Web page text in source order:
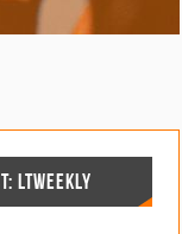
LTWEEKLY